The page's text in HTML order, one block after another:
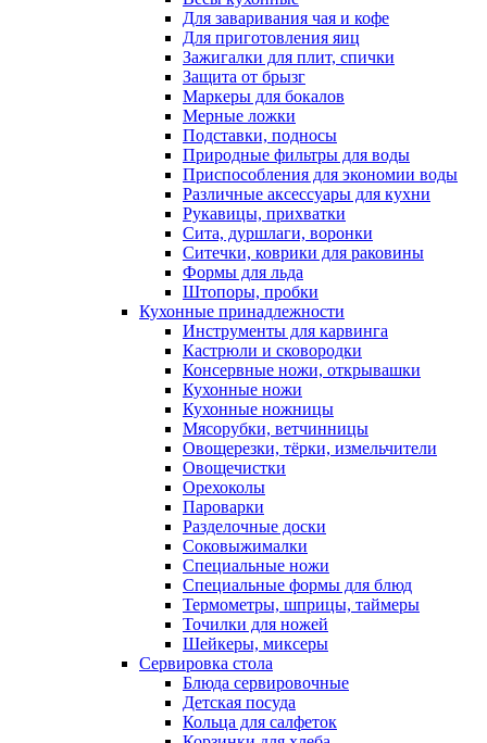
Для заваривания чая и кофе
Для приготовления яиц
Зажигалки для плит, спички
Защита от брызг
Маркеры для бокалов
Мерные ложки
Подставки, подносы
Природные фильтры для воды
Приспособления для экономии воды
Различные аксессуары для кухни
Рукавицы, прихватки
Сита, дуршлаги, воронки
Ситечки, коврики для раковины
Формы для льда
Штопоры, пробки
Кухонные принадлежности
Инструменты для карвинга
Кастрюли и сковородки
Консервные ножи, открывашки
Кухонные ножи
Кухонные ножницы
Мясорубки, ветчинницы
Овощерезки, тёрки, измельчители
Овощечистки
Орехоколы
Пароварки
Разделочные доски
Соковыжималки
Специальные ножи
Специальные формы для блюд
Термометры, шприцы, таймеры
Точилки для ножей
Шейкеры, миксеры
Сервировка стола
Блюда сервировочные
Детская посуда
Кольца для салфеток